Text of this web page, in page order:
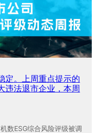
定。上周重点提示的
违法退市企业，本周
数ESG综合风险评级被调